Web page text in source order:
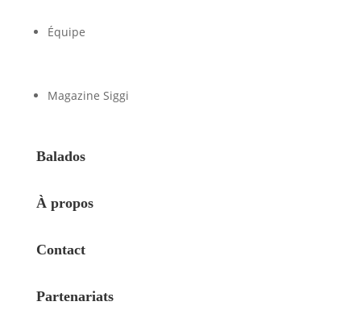
Équipe
Magazine Siggi
Balados
À propos
Contact
Partenariats